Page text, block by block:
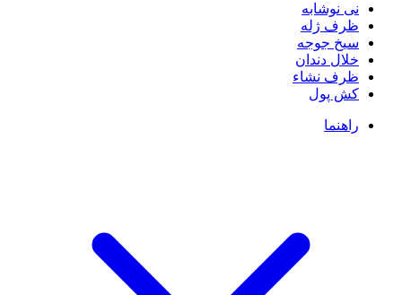
نی نوشابه
ظرف ژله
سیخ جوجه
خلال دندان
ظرف نشاء
کش پول
راهنما